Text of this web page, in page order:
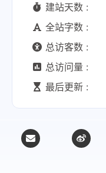
建站天数 :
全站字数 :
总访客数 :
总访问量 :
最后更新 :